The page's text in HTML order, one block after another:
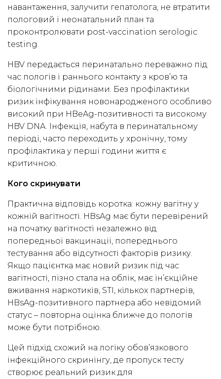
навантаження, залучити гепатолога, не втратити
пологовий і неонатальний план та
проконтролювати post-vaccination serologic
testing.
HBV передається перинатально переважно під
час пологів і раннього контакту з кров’ю та
біологічними рідинами. Без профілактики
ризик інфікування новонародженого особливо
високий при HBeAg-позитивності та високому
HBV DNA. Інфекція, набута в перинатальному
періоді, часто переходить у хронічну, тому
профілактика у перші години життя є
критичною.
Кого скринувати
Практична відповідь коротка: кожну вагітну у
кожній вагітності. HBsAg має бути перевірений
на початку вагітності незалежно від
попередньої вакцинації, попереднього
тестування або відсутності факторів ризику.
Якщо пацієнтка має новий ризик під час
вагітності, пізно стала на облік, має ін’єкційне
вживання наркотиків, STI, кількох партнерів,
HBsAg-позитивного партнера або невідомий
статус – повторна оцінка ближче до пологів
може бути потрібною.
Цей підхід схожий на логіку обов’язкового
інфекційного скринінгу, де пропуск тесту
створює реальний ризик для